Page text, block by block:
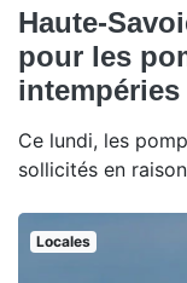
Haute-
pour les
intempéries
Ce lundi, les
sollicités en
Locales